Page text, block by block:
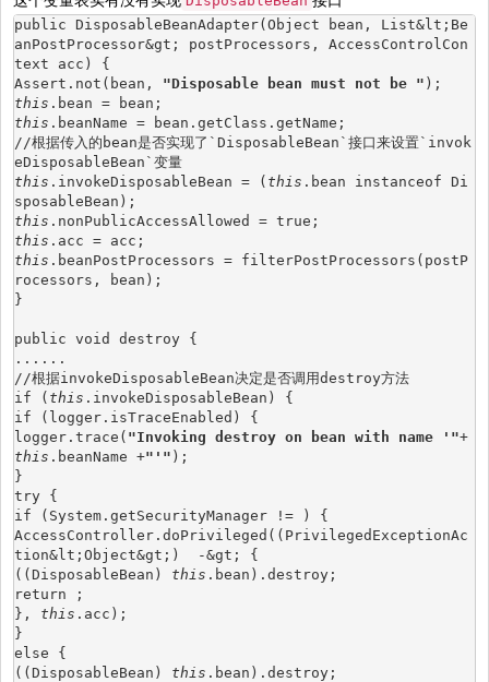
public DisposableBeanAdapter(Object bean, List&lt;Be
anPostProcessor&gt; postProcessors, AccessControlCon
text acc) {
Assert.not(bean, "Disposable bean must not be " );
this .bean = bean;
this .beanName = bean.getClass.getName;
//根据传入的bean是否实现了`DisposableBean`接口来设置`invok
eDisposableBean`变量
this .invokeDisposableBean = ( this .bean instanceof Di
sposableBean);
this .nonPublicAccessAllowed = true;
this .acc = acc;
this .beanPostProcessors = filterPostProcessors(postP
rocessors, bean);
}
public void destroy {
......
//根据invokeDisposableBean决定是否调用destroy方法
if ( this .invokeDisposableBean) {
if (logger.isTraceEnabled) {
logger.trace( "Invoking destroy on bean with name '"
this .beanName +"'" );
}
try {
if (System.getSecurityManager != ) {
AccessController.doPrivileged((PrivilegedExceptionAc
tion&lt;Object&gt;)  -&gt; {
((DisposableBean) this .bean).destroy;
return ;
}, this .acc);
}
else {
((DisposableBean) this .bean).destroy;